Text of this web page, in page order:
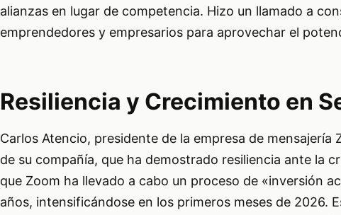
alianzas en lugar de competencia. Hizo un llamado a
emprendedores y empresarios para aprovechar el
Resiliencia y Crecimiento en
Carlos Atencio, presidente de la empresa de
de su compañía, que ha demostrado resiliencia ante la
que Zoom ha llevado a cabo un proceso de «inversión
años, intensificándose en los primeros meses de 2026.